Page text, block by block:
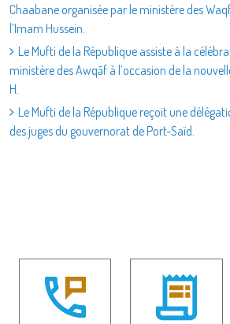
Chaabane organisée par le ministère des
l’Imam Hussein.
Le Mufti de la République assiste à la
ministère des Awqāf à l’occasion de la
H.
Le Mufti de la République reçoit une
des juges du gouvernorat de Port-Saïd.